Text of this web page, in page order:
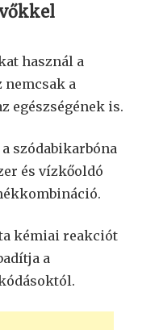
használ a
nemcsak a
egészségének is.
szódabikarbóna
és vízkőoldó
kémiai reakciót
a